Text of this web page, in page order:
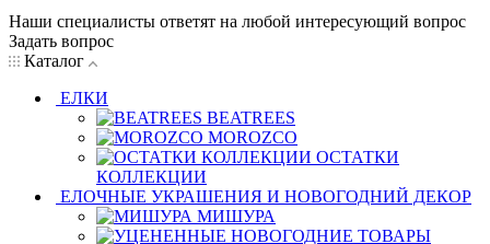
Наши специалисты ответят на любой интересующий вопрос
Задать вопрос
Каталог
ЕЛКИ
BEATREES
MOROZCO
ОСТАТКИ
КОЛЛЕКЦИИ
ЕЛОЧНЫЕ УКРАШЕНИЯ И НОВОГОДНИЙ ДЕКОР
МИШУРА